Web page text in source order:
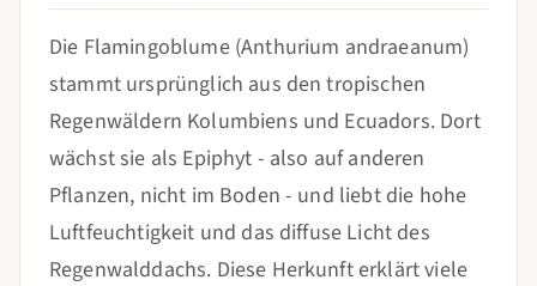
Die Flamingoblume (Anthurium andraeanum)
stammt ursprünglich aus den tropischen
Regenwäldern Kolumbiens und Ecuadors. Dort
wächst sie als Epiphyt - also auf anderen
Pflanzen, nicht im Boden - und liebt die hohe
Luftfeuchtigkeit und das diffuse Licht des
Regenwalddachs. Diese Herkunft erklärt viele